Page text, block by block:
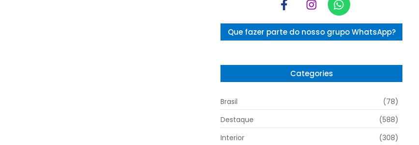
Que fazer parte do nosso grupo WhatsApp?
Categories
Brasil
(78)
Destaque
(588)
Interior
(308)